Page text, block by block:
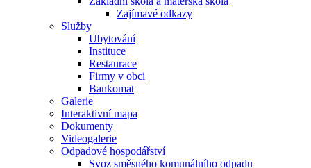
Zajímavé odkazy
Služby
Ubytování
Instituce
Restaurace
Firmy v obci
Bankomat
Galerie
Interaktivní mapa
Dokumenty
Videogalerie
Odpadové hospodářství
Svoz směsného komunálního odpadu